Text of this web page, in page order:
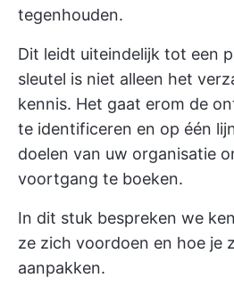
tegenhouden.
Dit leidt uiteindelijk tot een
sleutel is niet alleen het
kennis. Het gaat erom de
te identificeren en op één
doelen van uw organisatie
voortgang te boeken.
In dit stuk bespreken we
ze zich voordoen en hoe je
aanpakken.